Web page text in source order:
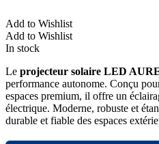
Add to Wishlist
Add to Wishlist
In stock
Le projecteur solaire LED
performance autonome. Conçu
espaces premium, il offre un
électrique. Moderne, robuste et
durable et fiable des espaces